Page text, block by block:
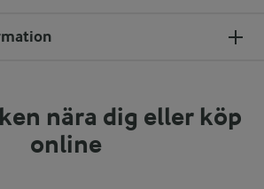
nära dig eller köp
online